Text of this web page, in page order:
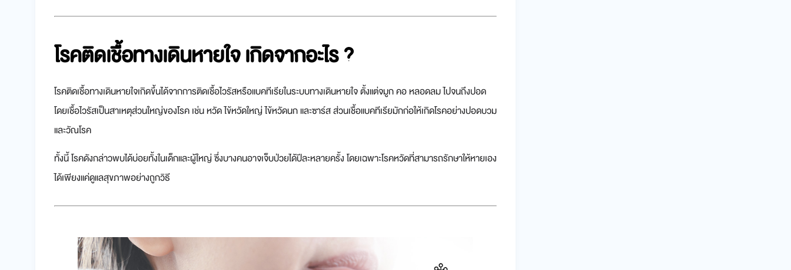
โรคติดเชื้อทางเดินหายใจ เกิดจากอะไร ?
โรคติดเชื้อทางเดินหายใจเกิดขึ้นได้จากการติดเชื้อไวรัสหรือแบคทีเรียในระบบทางเดินหายใจ ตั้งแต่จมูก คอ หลอดลม ไปจนถึงปอด
โดยเชื้อไวรัสเป็นสาเหตุส่วนใหญ่ของโรค เช่น หวัด ไข้หวัดใหญ่ ไข้หวัดนก และซาร์ส ส่วนเชื้อแบคทีเรียมักก่อให้เกิดโรคอย่างปอดบวม
และวัณโรค
ทั้งนี้ โรคดังกล่าวพบได้บ่อยทั้งในเด็กและผู้ใหญ่ ซึ่งบางคนอาจเจ็บป่วยได้ปีละหลายครั้ง โดยเฉพาะโรคหวัดที่สามารถรักษาให้หายเอง
ได้เพียงแค่ดูแลสุขภาพอย่างถูกวิธี